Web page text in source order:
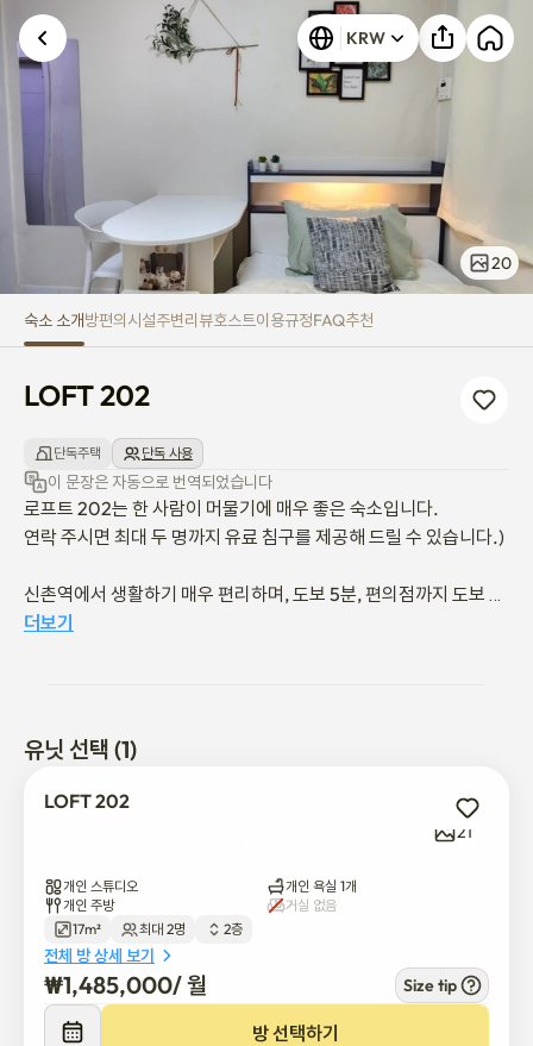
LOFT 202 KRW
20
숙소 소개방편의시설주변리뷰호스트이용규정FAQ추천
LOFT 202
단독주택 단독 사용
이 문장은 자동으로 번역되었습니다
로프트 202는 한 사람이 머물기에 매우 좋은 숙소입니다.
연락 주시면 최대 두 명까지 유료 침구를 제공해 드릴 수 있습니다.)
신촌역에서 생활하기 매우 편리하며, 도보 5분, 편의점까지 도보 2
분 거리에 있으며, 근처에는 다양한 편의 시설과 쇼핑몰이 있습니다
철역 1정거장 세브란스병원 도보 30분 (버스 20분)
지하철 신촌역은 서울의 주요 관광 명소인 홍대, 강남, 명동, 남대문
시장, 여의도로 이동하기에 매우 편리합니다.
아늑한 로프트 202에서 추억으로 가득 찬 시간을 보내세요.
✅️ 기숙사에서는 주차가 허용되지 않습니다. 기숙사에 세탁기가 있
습니다
✅️ 과도한 쓰레기 처리나 염색 등 기타 오염이 발생할 경우, 손해 배
상이 청구될 수 있습니다
더보기
유닛 선택 (1)
LOFT 202
21
개인 스튜디오
개인 욕실 1개
개인 주방
거실 없음
17m²
최대 2명 2층
전체 방 상세 보기
₩1,485,000/ 월 Size tip
방 선택하기